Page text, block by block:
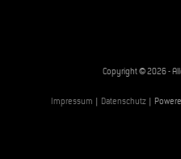
Copyright © 2026 -
Impressum Datenschutz |